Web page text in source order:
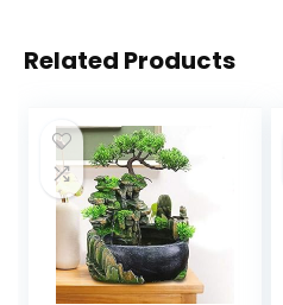
Related Products